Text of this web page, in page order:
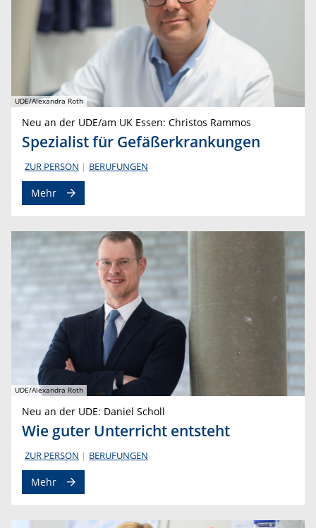
UDE/Alexandra Roth
Neu an der UDE/am UK Essen: Christos Rammos
Spezialist für Gefäßerkrankungen
ZUR PERSON BERUFUNGEN
Mehr
UDE/Alexandra Roth
Neu an der UDE: Daniel Scholl
Wie guter Unterricht entsteht
ZUR PERSON BERUFUNGEN
Mehr